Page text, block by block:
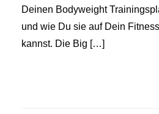
Deinen Bodyweight
und wie Du sie auf Dein
kannst. Die Big […]